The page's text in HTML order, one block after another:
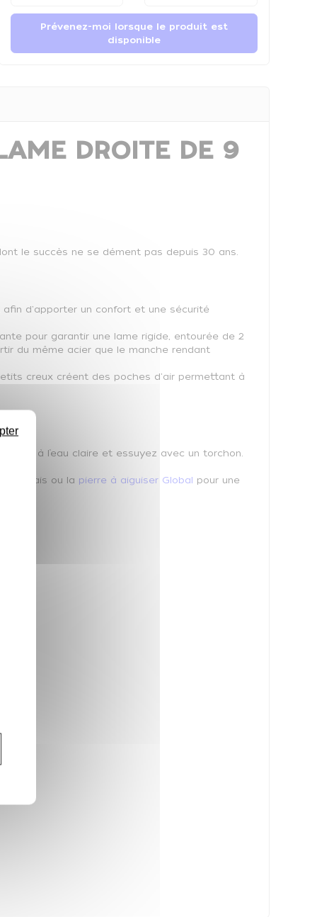
Prévenez-moi lorsque le produit est
disponible
DROITE DE 9
le succès ne se dément pas depuis 30 ans.
d'apporter un confort et une sécurité
pour garantir une lame rigide, entourée de 2
du même acier que le manche rendant
creux créent des poches d'air permettant à
à l’eau claire et essuyez avec un torchon.
japonais ou la pierre à aiguiser Global pour une